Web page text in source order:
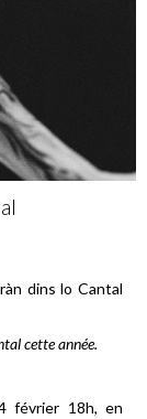
dins lo Cantal
cette année.
février 18h, en